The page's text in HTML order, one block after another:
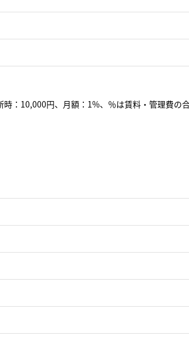
：10,000円、月額：1%、％は賃料・管理費の